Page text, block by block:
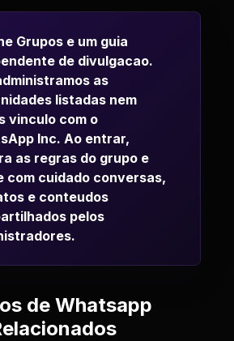
Grupos e um guia
de divulgacao.
as
listadas nem
vinculo com o
Inc. Ao entrar,
as regras do grupo e
com cuidado conversas,
e conteudos
pelos
de Whatsapp